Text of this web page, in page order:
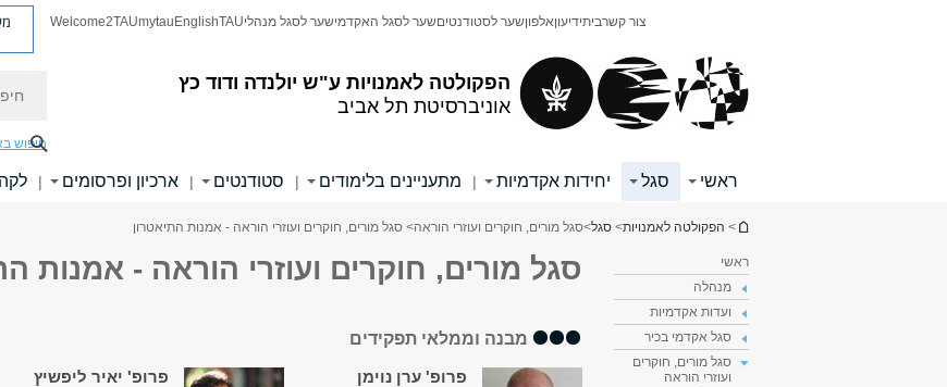
הפקולטה לאמנויות ע"ש יולנדה ודוד כץ
אוניברסיטת תל אביב
צור קשרביתידיעוןאלפוןשער לסטודנטיםשער לסגל האקדמישער לסגל מנהליTAU
English
mytau
Welcome2TAU
חיפוש
ראשי סגל יחידות אקדמיות | מתעניינים בלימודים | סטודנטים | ארכיון ופרסומים |
הינך נמצא כאן
> הפקולטה לאמנויות> סגל>סגל מורים, חוקרים ועוזרי הוראה> סגל מורים, חוקרים ועוזרי הוראה - אמנות התיאטרון
ראשי
מנהלה
ועדות אקדמיות
סגל אקדמי בכיר
סגל מורים, חוקרים
ועוזרי הוראה
סגל מורים, חוקרים ועוזרי הוראה - אמנות
מבנה וממלאי תפקידים
פרופ' ערן נוימן פרופ' יאיר ליפשיץ